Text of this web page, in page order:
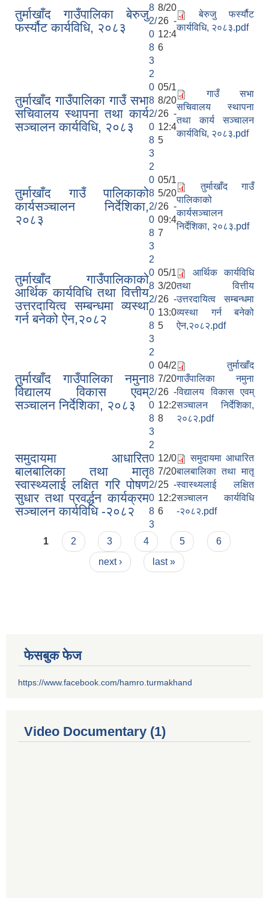
तुर्माखाँद गाउँपालिका बेरुजु
फर्स्यौट कार्यविधि, २०८३
8
2/
0
8
3
8/20
26 -
12:4
6
बेरुजु फर्स्यौट
कार्यविधि, २०८३.pdf
तुर्माखाँद गाउँपालिका गाउँ सभा
सचिवालय स्थापना तथा कार्य
सञ्चालन कार्यविधि, २०८३
2
0
8
2/
0
8
3
05/1
8/20
26 -
12:4
5
गाउँ सभा
सचिवालय स्थापना
तथा कार्य सञ्चालन
कार्यविधि, २०८३.pdf
तुर्माखाँद गाउँ पालिकाको
कार्यसञ्चालन निर्देशिका,
२०८३
2
0
8
2/
0
8
3
05/1
5/20
26 -
09:4
7
तुर्माखाँद गाउँ
पालिकाको
कार्यसञ्चालन
निर्देशिका, २०८३.pdf
तुर्माखाँद गाउँपालिकाको
आर्थिक कार्यविधि तथा वित्तीय
उत्तरदायित्व सम्बन्धमा व्यस्था
गर्न बनेको ऐन,२०८२
2
0
8
2/
0
8
3
05/1
3/20
26 -
13:0
5
आर्थिक कार्यविधि
तथा वित्तीय
उत्तरदायित्व सम्बन्धमा
व्यस्था गर्न बनेको
ऐन,२०८२.pdf
तुर्माखाँद गाउँपालिका नमुना
विद्यालय विकास एवम्
सञ्चालन निर्देशिका, २०८३
2
0
8
2/
0
8
3
04/2
7/20
26 -
12:2
8
तुर्माखाँद
गाउँपालिका नमुना
विद्यालय विकास एवम्
सञ्चालन निर्देशिका,
२०८२.pdf
समुदायमा आधारित
बालबालिका तथा मातृ
स्वास्थ्यलाई लक्षित गरि पोषण
सुधार तथा प्रवर्द्धन कार्यक्रम
सञ्चालन कार्यविधि -२०८२
2
0
8
2/
0
8
3
12/0
7/20
25 -
12:2
6
समुदायमा आधारित
बालबालिका तथा मातृ
स्वास्थ्यलाई लक्षित
सञ्चालन कार्यविधि
-२०८२.pdf
Pages
1 2 3 4 5
6
next ›
last »
फेसबुक फेज
https://www.facebook.com/hamro.turmakhand
Video Documentary (1)